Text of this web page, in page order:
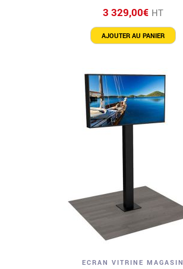
3 329,00€ HT
AJOUTER AU PANIER
ECRAN VITRINE MAGASIN